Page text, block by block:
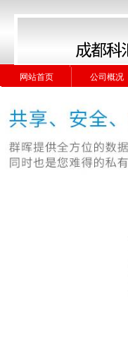
网站首页 公司概况
网站首页 公司概况